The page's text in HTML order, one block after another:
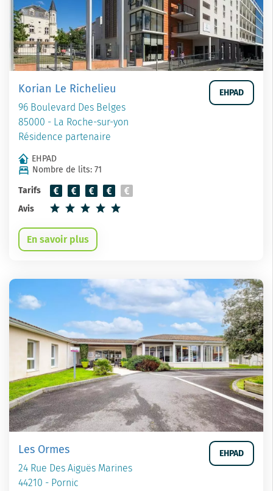
Korian Le Richelieu
96 Boulevard Des Belges
85000 - La Roche-sur-yon
Résidence partenaire
EHPAD
EHPAD
Nombre de lits: 71
Tarifs
Avis
En savoir plus
Les Ormes
24 Rue Des Aiguës Marines
44210 - Pornic
EHPAD